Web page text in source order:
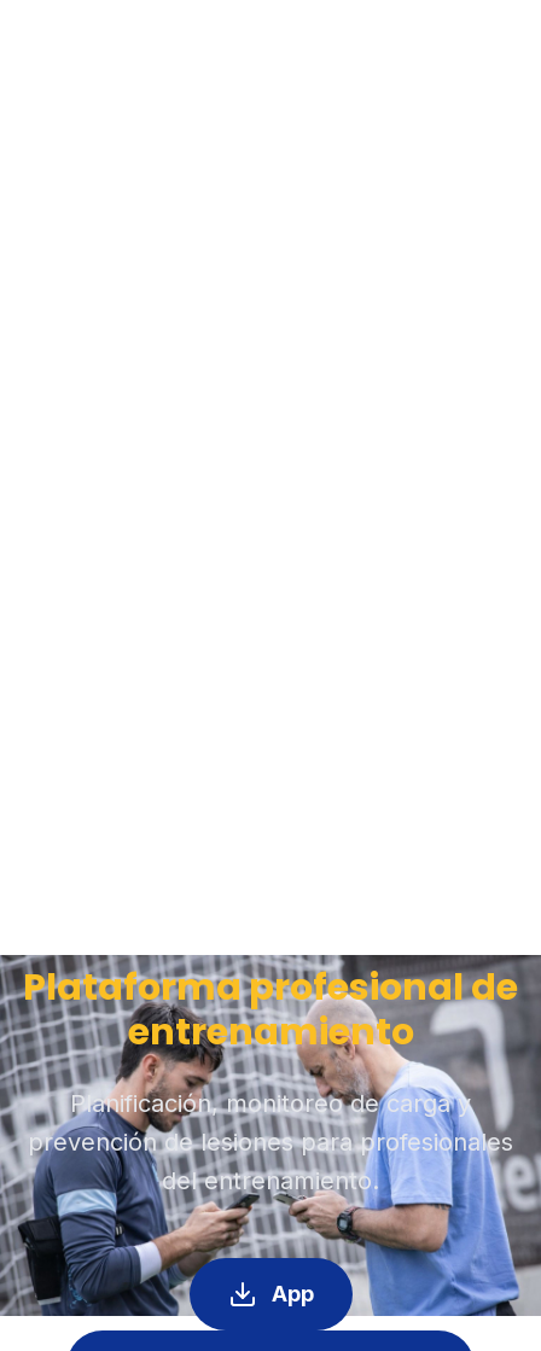
Plataforma profesional de
entrenamiento
Planificación, monitoreo de carga y
prevención de lesiones para profesionales
del entrenamiento.
App